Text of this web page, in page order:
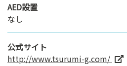
AED設置
なし
公式サイト
http://www.tsurumi-g.com/